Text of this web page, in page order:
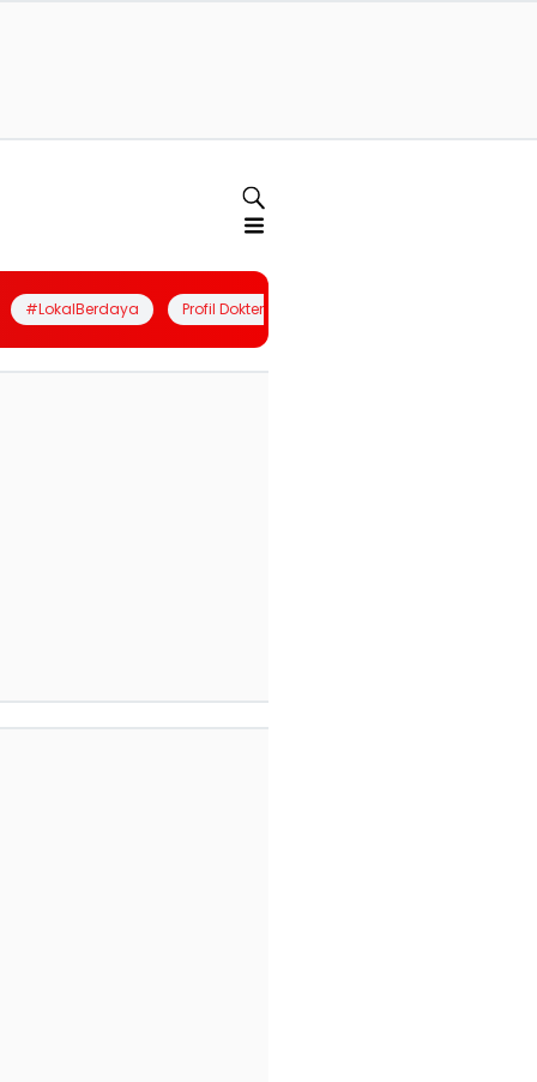
#LokalBerdaya Profil Dokter